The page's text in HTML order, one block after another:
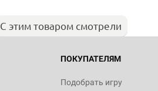
С этим товаром смотрели
ПОКУПАТЕЛЯМ
Подобрать игру